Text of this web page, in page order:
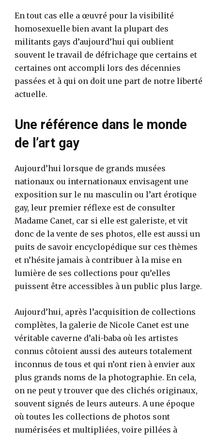
En tout cas elle a œuvré pour la visibilité
homosexuelle bien avant la plupart des
militants gays d’aujourd’hui qui oublient
souvent le travail de défrichage que certains et
certaines ont accompli lors des décennies
passées et à qui on doit une part de notre liberté
actuelle.
Une référence dans le monde
de l’art gay
Aujourd’hui lorsque de grands musées
nationaux ou internationaux envisagent une
exposition sur le nu masculin ou l’art érotique
gay, leur premier réflexe est de consulter
Madame Canet, car si elle est galeriste, et vit
donc de la vente de ses photos, elle est aussi un
puits de savoir encyclopédique sur ces thèmes
et n’hésite jamais à contribuer à la mise en
lumière de ses collections pour qu’elles
puissent être accessibles à un public plus large.
Aujourd’hui, après l’acquisition de collections
complètes, la galerie de Nicole Canet est une
véritable caverne d’ali-baba où les artistes
connus côtoient aussi des auteurs totalement
inconnus de tous et qui n’ont rien à envier aux
plus grands noms de la photographie. En cela,
on ne peut y trouver que des clichés originaux,
souvent signés de leurs auteurs. A une époque
où toutes les collections de photos sont
numérisées et multipliées, voire pillées à